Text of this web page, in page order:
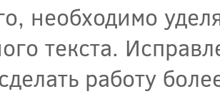
необходимо
текста.
работу